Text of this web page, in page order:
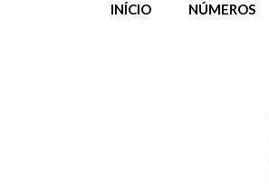
INÍCIO NÚMEROS